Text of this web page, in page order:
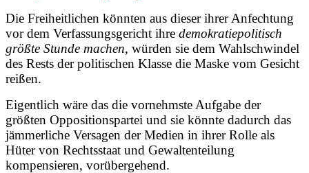
Die Freiheitlichen könnten aus dieser ihrer Anfechtung
vor dem Verfassungsgericht ihre demokratiepolitisch
größte Stunde machen, würden sie dem Wahlschwindel
des Rests der politischen Klasse die Maske vom Gesicht
reißen.
Eigentlich wäre das die vornehmste Aufgabe der
größten Oppositionspartei und sie könnte dadurch das
jämmerliche Versagen der Medien in ihrer Rolle als
Hüter von Rechtsstaat und Gewaltenteilung
kompensieren, vorübergehend.